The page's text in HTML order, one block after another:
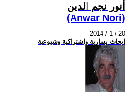
أنور نجم الدين
(Anwar Nori)
2014 / 1 / 20
ابحاث يسارية واشتراكية وشيوعية